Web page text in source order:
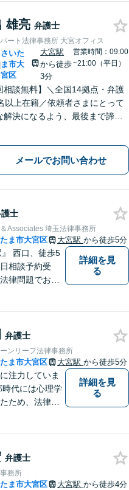
雄亮 弁護士
ート法律事務所 大宮オフィス
|
さいた
ま市大
宮区
大宮駅
から徒歩
3分
営業時間：09:00
~21:00（平日）
相談無料】＼全国14拠点・弁護
以上在籍／依頼者さまにとって
解決になるよう、最後まで諦め
さい【夜間・休日対応】
メールでお問い合わせ
士
Associates 埼玉法律事務所
ま市大宮区 大宮駅 から徒歩5分
』 西口、徒歩5
相談予約受
律問題でお困
い。
詳細を見
る
弁護士
ンリーフ法律事務所
ま市大宮区 大宮駅 から徒歩5分
注力していま
代には心理学
ため、法律面
くない弁護士
生経験面でご
す。
詳細を見
る
弁護士
務所
ま市大宮区 大宮駅 から徒歩4分